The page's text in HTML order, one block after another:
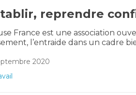
reprendre
France est une association
l’entraide dans un cadre
2020